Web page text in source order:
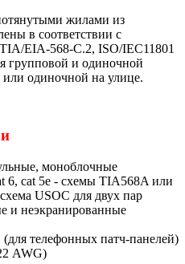
жилами из
в соответствии с
EIA-568-C.2, ISO/IEC11801
групповой и одиночной
одиночной на улице.
моноблочные
6, cat 5е - схемы TIA568A или
USOC для двух пар
и неэкранированные
телефонных патч-панелей)
AWG)